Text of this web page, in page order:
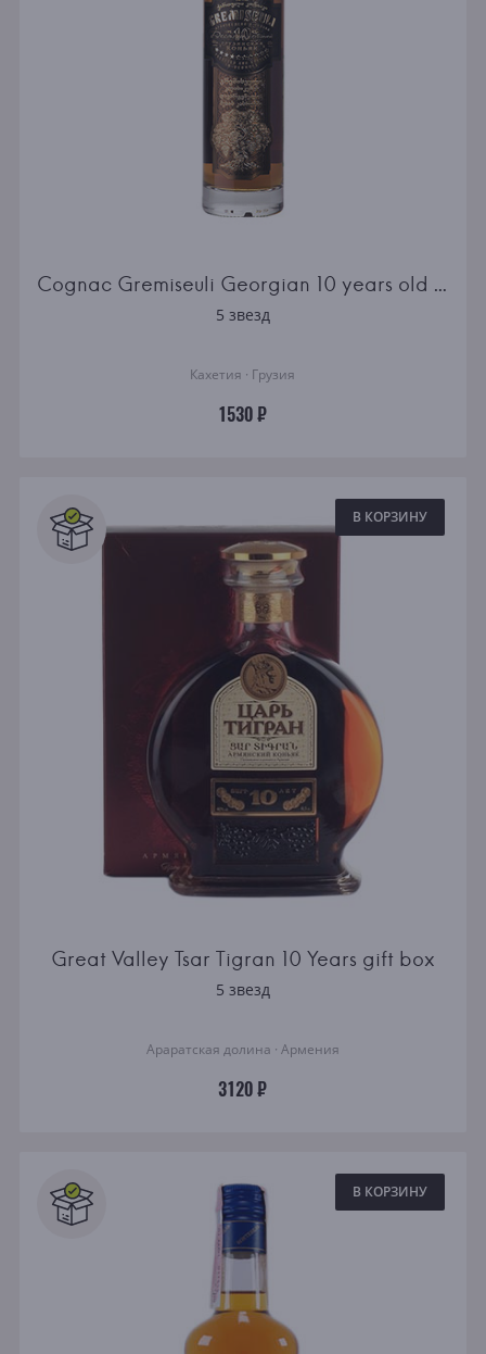
Cognac Gremiseuli Georgian 10 years old 0.5l
5 звезд
Кахетия · Грузия
1530 ₽
В КОРЗИНУ
Great Valley Tsar Tigran 10 Years gift box
5 звезд
Араратская долина · Армения
3120 ₽
В КОРЗИНУ